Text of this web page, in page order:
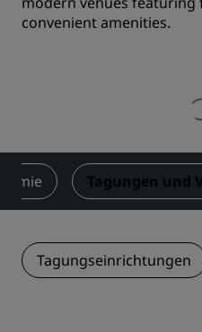
convenient amenities.
Tagungen und
Tagungseinrichtungen